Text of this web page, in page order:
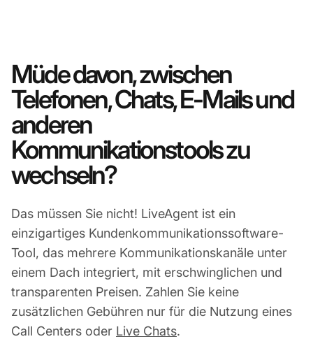
Müde davon, zwischen
Telefonen, Chats, E-Mails und
anderen
Kommunikationstools zu
wechseln?
Das müssen Sie nicht! LiveAgent ist ein
einzigartiges Kundenkommunikationssoftware-
Tool, das mehrere Kommunikationskanäle unter
einem Dach integriert, mit erschwinglichen und
transparenten Preisen. Zahlen Sie keine
zusätzlichen Gebühren nur für die Nutzung eines
Call Centers oder Live Chats.